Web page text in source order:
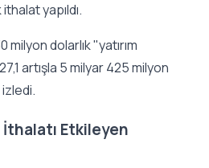
yapıldı.
milyon dolarlık "yatırım
artışla 5 milyar 425 milyon
İthalatı Etkileyen